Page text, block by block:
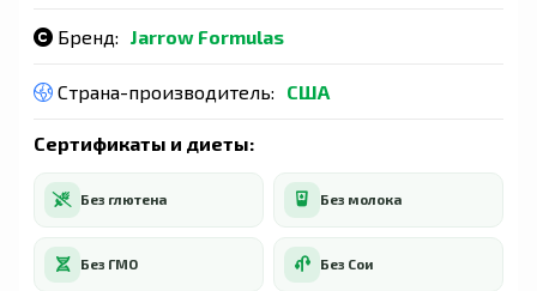
Бренд: Jarrow Formulas
Страна-производитель: США
Сертификаты и диеты:
Без глютена Без молока
Без ГМО Без Сои